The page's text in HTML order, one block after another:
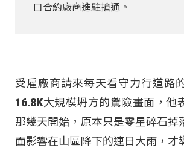
口合約廠商進駐搶通。
受雇廠商請來每天看守力行道路
16.8K大規模坍方的驚險畫面，他
那幾天開始，原本只是零星碎石掉
面影響在山區降下的連日大雨，才